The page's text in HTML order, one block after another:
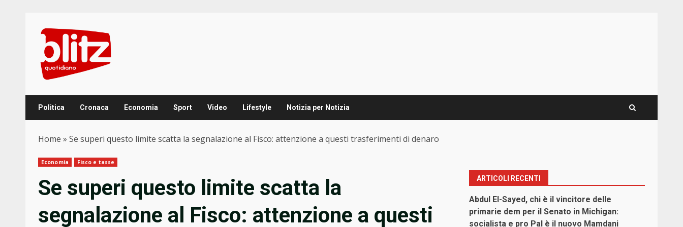
content
Politica Cronaca Economia Sport Video Lifestyle Notizia per Notizia
Home » Se superi questo limite scatta la segnalazione al Fisco: attenzione a questi trasferimenti di denaro
Economia Fisco e tasse
Se superi questo limite scatta la
segnalazione al Fisco: attenzione a questi
ARTICOLI RECENTI
Abdul El-Sayed, chi è il vincitore delle
primarie dem per il Senato in Michigan:
socialista e pro Pal è il nuovo Mamdani